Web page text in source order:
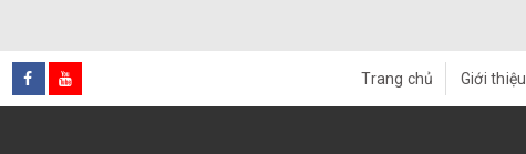
Trang chủ Giới thiệu